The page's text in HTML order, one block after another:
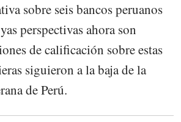
sobre seis bancos peruanos
perspectivas ahora son
de calificación sobre estas
siguieron a la baja de la
de Perú.